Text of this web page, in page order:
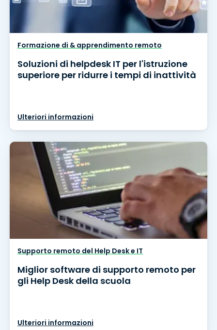
Formazione di & apprendimento remoto
Soluzioni di helpdesk IT per l'istruzione
superiore per ridurre i tempi di inattività
Ulteriori informazioni
Supporto remoto del Help Desk e IT
Miglior software di supporto remoto per
gli Help Desk della scuola
Ulteriori informazioni